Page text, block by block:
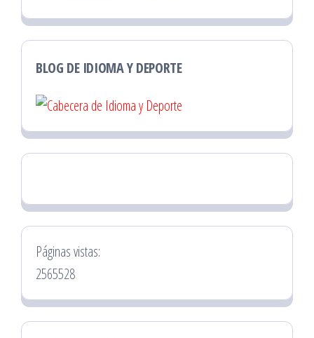
BLOG DE IDIOMA Y DEPORTE
Páginas vistas:
2565528